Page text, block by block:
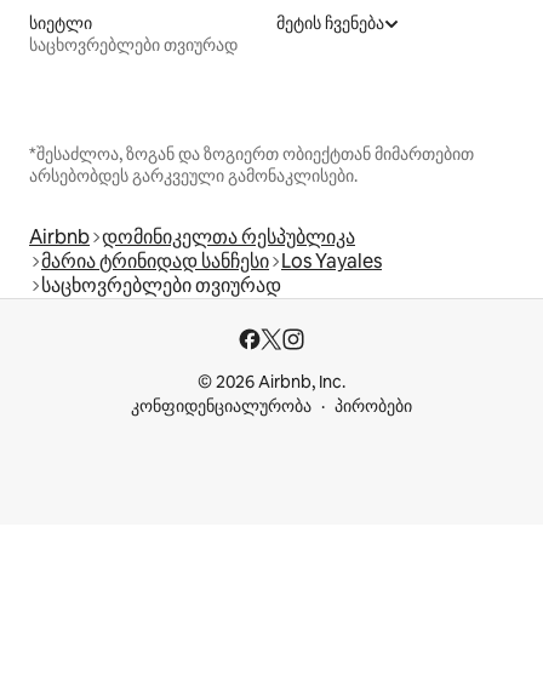
სიეტლი
საცხოვრებლები თვიურად
მეტის ჩვენება
*შესაძლოა, ზოგან და ზოგიერთ ობიექტთან მიმართებით
არსებობდეს გარკვეული გამონაკლისები.
Airbnb დომინიკელთა რესპუბლიკა
მარია ტრინიდად სანჩესი Los Yayales
საცხოვრებლები თვიურად
© 2026 Airbnb, Inc.
კონფიდენციალურობა
პირობები